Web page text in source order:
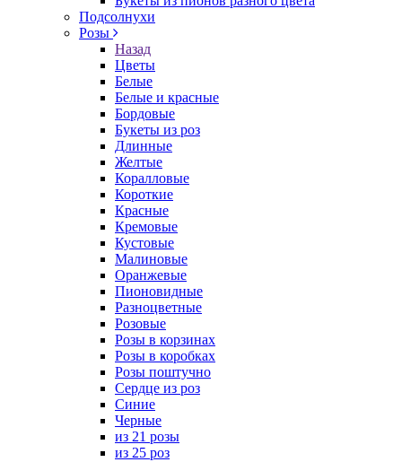
Подсолнухи
Розы
Назад
Цветы
Белые
Белые и красные
Бордовые
Букеты из роз
Длинные
Желтые
Коралловые
Короткие
Красные
Кремовые
Кустовые
Малиновые
Оранжевые
Пионовидные
Разноцветные
Розовые
Розы в корзинах
Розы в коробках
Розы поштучно
Сердце из роз
Синие
Черные
из 21 розы
из 25 роз